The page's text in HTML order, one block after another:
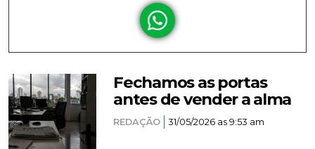
Fechamos as portas
antes de vender a alma
REDAÇÃO 31/05/2026 as 9:53 am